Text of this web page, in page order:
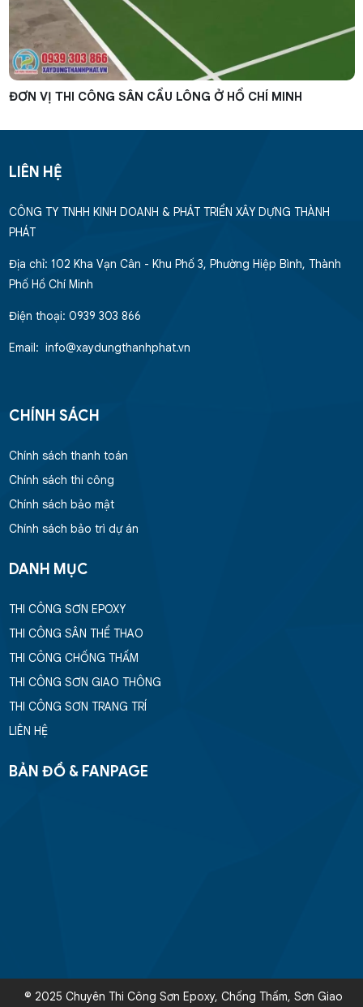
ĐƠN VỊ THI CÔNG SÂN CẦU LÔNG Ở HỒ CHÍ MINH
LIÊN HỆ
CÔNG TY TNHH KINH DOANH & PHÁT TRIỂN XÂY DỰNG THÀNH
PHÁT
Địa chỉ: 102 Kha Vạn Cân - Khu Phố 3, Phường Hiệp Bình, Thành
Phố Hồ Chí Minh
Điện thoại: 0939 303 866
Email: info@xaydungthanhphat.vn
CHÍNH SÁCH
Chính sách thanh toán
Chính sách thi công
Chính sách bảo mật
Chính sách bảo trì dự án
DANH MỤC
THI CÔNG SƠN EPOXY
THI CÔNG SÂN THỂ THAO
THI CÔNG CHỐNG THẤM
THI CÔNG SƠN GIAO THÔNG
THI CÔNG SƠN TRANG TRÍ
LIÊN HỆ
BẢN ĐỒ & FANPAGE
© 2025 Chuyên Thi Công Sơn Epoxy, Chống Thấm, Sơn Giao